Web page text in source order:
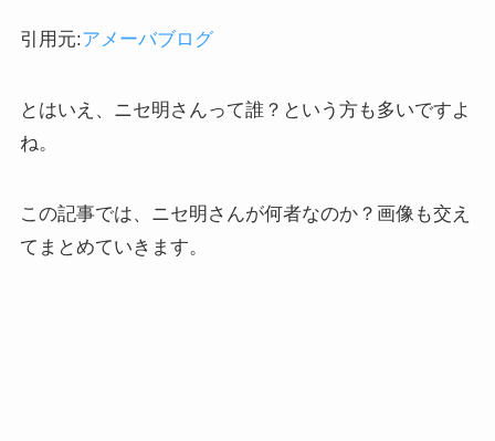
引用元:アメーバブログ
とはいえ、ニセ明さんって誰？という方も多いですよ
ね。
この記事では、ニセ明さんが何者なのか？画像も交え
てまとめていきます。